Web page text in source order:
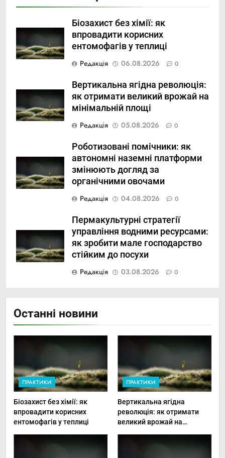
Біозахист без хімії: як
впровадити корисних
ентомофагів у теплиці
Редакція
06.08.2026 0
Вертикальна ягідна революція:
як отримати великий врожай на
мінімальній площі
Редакція
05.08.2026 0
Роботизовані помічники: як
автономні наземні платформи
змінюють догляд за
органічними овочами
Редакція
04.08.2026 0
Пермакультурні стратегії
управління водними ресурсами:
як зробити мале господарство
стійким до посухи
Редакція
03.08.2026 0
Останні новини
ПРАКТИКИ
Біозахист без хімії: як
впровадити корисних
ентомофагів у теплиці
ПРАКТИКИ
Вертикальна ягідна
революція: як отримати
великий врожай на